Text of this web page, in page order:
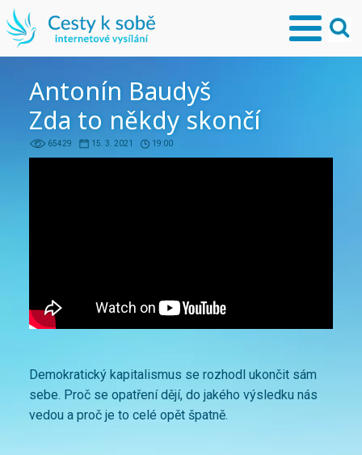
Antonín Baudyš
Zda to někdy skončí
65429 15. 3. 2021 19:00
Demokratický kapitalismus se rozhodl ukončit sám
sebe. Proč se opatření dějí, do jakého výsledku nás
vedou a proč je to celé opět špatně.